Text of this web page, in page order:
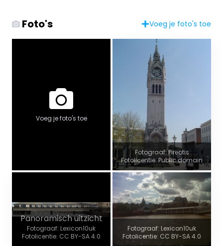
Foto's Voeg je foto's toe
Voeg je foto's toe
Fotograaf: Pireotis
Fotolicentie: Public domain
Panoramisch uitzicht
Fotograaf: Lexicon10uk
Fotolicentie: CC BY-SA 4.0
Fotograaf: Lexicon10uk
Fotolicentie: CC BY-SA 4.0